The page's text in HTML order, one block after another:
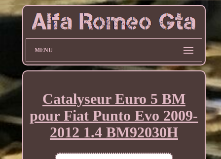
MENU
Catalyseur Euro 5 BM
pour Fiat Punto Evo 2009-
2012 1.4 BM92030H